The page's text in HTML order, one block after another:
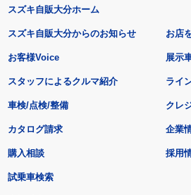
スズキ自販大分ホーム
スズキ自販大分からのお知らせ
お客様Voice
スタッフによるクルマ紹介
お店
展示
ライ
車検/点検/整備 クレ
カタログ請求
購入相談
試乗車検索
企業
採用